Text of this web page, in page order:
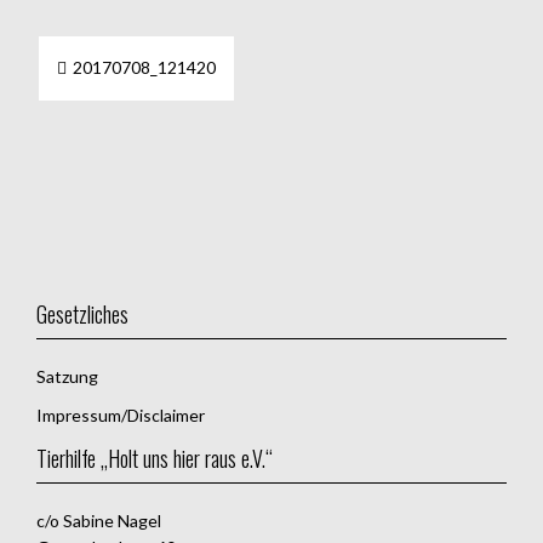
Beitragsnavigation
20170708_121420
Gesetzliches
Satzung
Impressum/Disclaimer
Tierhilfe „Holt uns hier raus e.V.“
c/o Sabine Nagel